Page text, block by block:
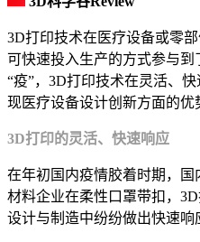
3D打印技术在医疗设备或零
可快速投入生产的方式参与
“疫”，3D打印技术在灵活、
现医疗设备设计创新方面的优
3D打印的灵活、快速响应
在年初国内疫情胶着时期，国
材料企业在柔性口罩带扣，
设计与制造中纷纷做出快速响